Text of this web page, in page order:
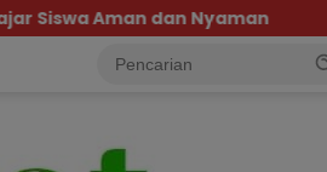
Pemprov Sulteng